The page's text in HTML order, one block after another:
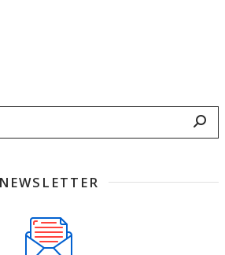
NEWSLETTER